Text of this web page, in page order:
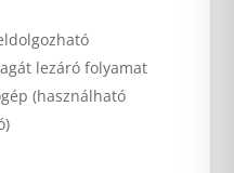
lezáró folyamat
(használható